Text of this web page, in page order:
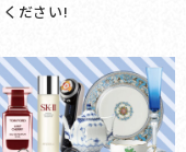
ださい!